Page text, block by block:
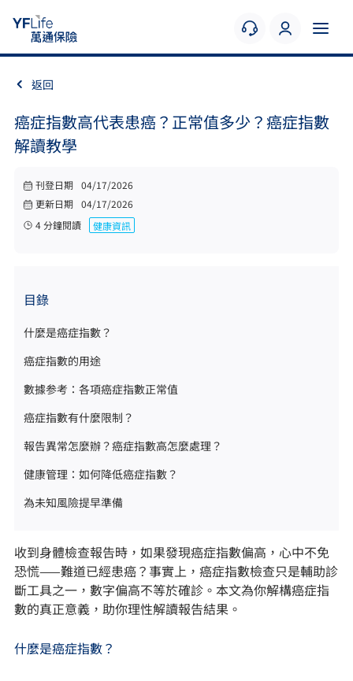
返回
癌症指數高代表患癌？正常值多少？癌症指數
解讀教學
刊登日期 04/17/2026
更新日期 04/17/2026
4分鐘閱讀 健康資訊
目錄
什麼是癌症指數？
癌症指數的用途
數據参考：各項癌症指數正常值
癌症指數有什麼限制？
報告異常怎麼辦？癌症指數高怎麼處理？
健康管理：如何降低癌症指數？
為未知風險提早準備
收到身體檢查報告時，如果發現癌症指數偏高，心中不免
恐慌——難道已經患癌？事實上，癌症指數檢查只是輔助診
斷工具之一，數字偏高不等於確診。本文為你解構癌症指
數的真正意義，助你理性解讀報告結果。
什麼是癌症指數？